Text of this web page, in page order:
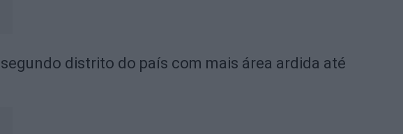
distrito do país com mais área ardida até